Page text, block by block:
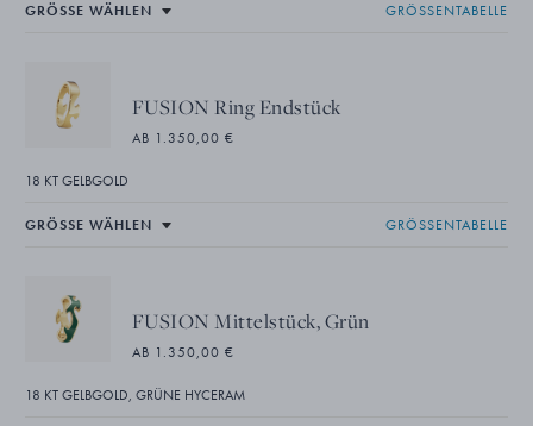
GRÖSSENTABELLE
FUSION Ring Endstück
AB 1.350,00 €
18 KT GELBGOLD
GRÖSSENTABELLE
FUSION Mittelstück, Grün
AB 1.350,00 €
18 KT GELBGOLD, GRÜNE HYCERAM